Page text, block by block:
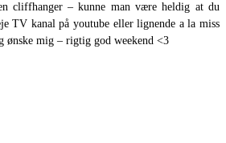
cliffhanger – kunne man være heldig at du
TV kanal på youtube eller lignende a la miss
ønske mig – rigtig god weekend <3